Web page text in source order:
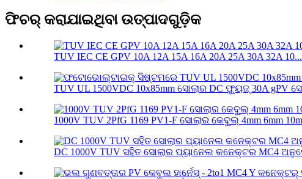
ଫିଚର୍ କରାଯାଇଥିବା ଉତ୍ପାଦଗୁଡ଼ିକ
TUV IEC CE GPV 10A 12A 15A 16A 20A 25A 30A 32A 10...
TUV UL 1500VDC 10x85mm ସୋଲାର DC ଫ୍ୟୁଜ୍ 30A gPV
1000V TUV 2PfG 1169 PV1-F ସୋଲାର କେବୁଲ୍ 4mm 6mm
DC 1000V TUV ସହିତ ସୋଲାର ପ୍ୟାନେଲ କନେକ୍ଟର MC4